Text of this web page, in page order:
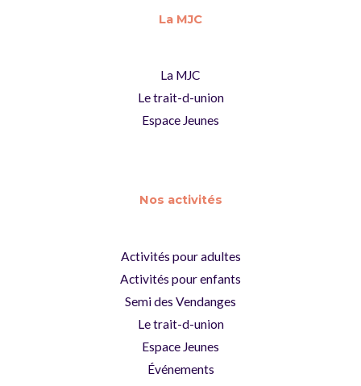
La MJC
La MJC
Le trait-d-union
Espace Jeunes
Nos activités
Activités pour adultes
Activités pour enfants
Semi des Vendanges
Le trait-d-union
Espace Jeunes
Événements